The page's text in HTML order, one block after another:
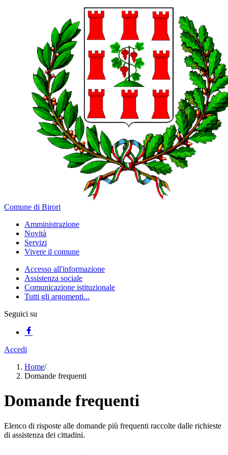
Comune di Birori
Amministrazione
Novità
Servizi
Vivere il comune
Accesso all'informazione
Assistenza sociale
Comunicazione istituzionale
Tutti gli argomenti...
Seguici su
Accedi
Home/
Domande frequenti
Domande frequenti
Elenco di risposte alle domande più frequenti raccolte dalle richieste
di assistenza dei cittadini.